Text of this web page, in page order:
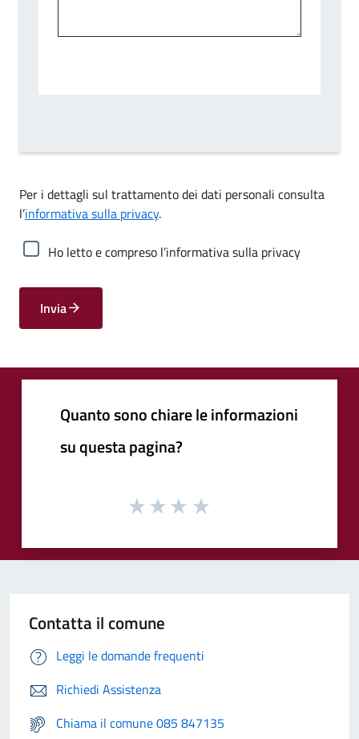
Per i dettagli sul trattamento dei dati personali consulta
l’informativa sulla privacy.
Ho letto e compreso l’informativa sulla privacy
Invia
Quanto sono chiare le informazioni
su questa pagina?
Contatta il comune
Leggi le domande frequenti
Richiedi Assistenza
Chiama il comune 085 847135